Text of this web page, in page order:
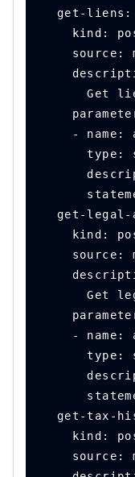
  get-liens:
kind:
source:
Get
- name:
type:
get-legal-
kind:
source:
Get
- name:
type:
get-tax-
kind:
source: